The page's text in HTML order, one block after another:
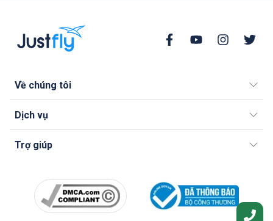
Về chúng tôi
Dịch vụ
Trợ giúp